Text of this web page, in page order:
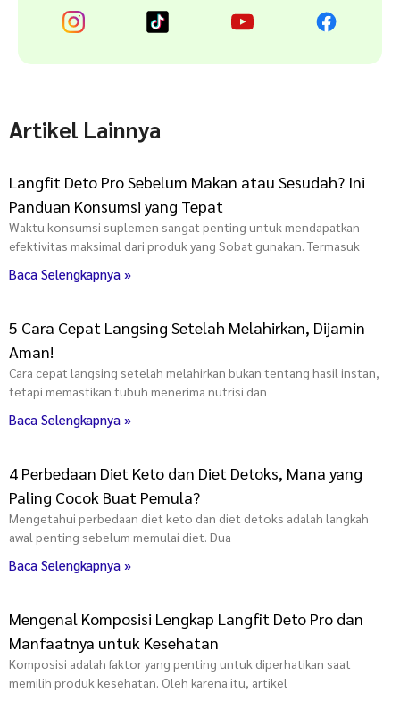
Artikel Lainnya
Langfit Deto Pro Sebelum Makan atau Sesudah? Ini
Panduan Konsumsi yang Tepat
Waktu konsumsi suplemen sangat penting untuk mendapatkan
efektivitas maksimal dari produk yang Sobat gunakan. Termasuk
Baca Selengkapnya »
5 Cara Cepat Langsing Setelah Melahirkan, Dijamin
Aman!
Cara cepat langsing setelah melahirkan bukan tentang hasil instan,
tetapi memastikan tubuh menerima nutrisi dan
Baca Selengkapnya »
4 Perbedaan Diet Keto dan Diet Detoks, Mana yang
Paling Cocok Buat Pemula?
Mengetahui perbedaan diet keto dan diet detoks adalah langkah
awal penting sebelum memulai diet. Dua
Baca Selengkapnya »
Mengenal Komposisi Lengkap Langfit Deto Pro dan
Manfaatnya untuk Kesehatan
Komposisi adalah faktor yang penting untuk diperhatikan saat
memilih produk kesehatan. Oleh karena itu, artikel